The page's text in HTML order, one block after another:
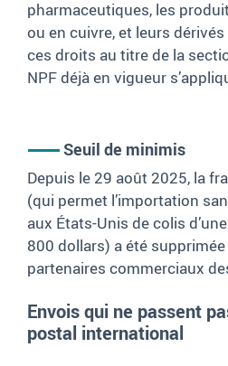
pharmaceutiques, les
ou en cuivre, et leurs
ces droits au titre de la
NPF déjà en vigueur
Seuil de minimis
Depuis le 29 août 2025, la
(qui permet l’importation
aux États-Unis de colis
800 dollars) a été
partenaires commerciaux
Envois qui ne passent
postal international